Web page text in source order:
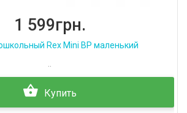
1 599грн.
Rex Mini BP маленький
..
Купить